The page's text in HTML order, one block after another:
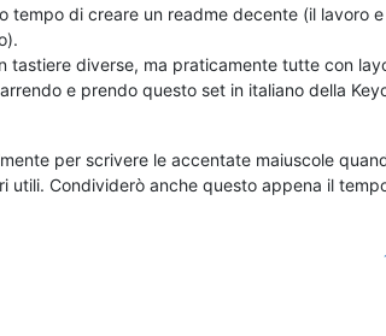
di creare un readme decente (il lavoro
tastiere diverse, ma praticamente tutte con
e prendo questo set in italiano della
per scrivere le accentate maiuscole
utili. Condividerò anche questo appena il